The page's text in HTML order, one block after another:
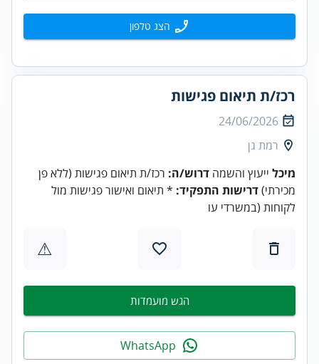
הצג טלפון
רכז/ת תיאום פגישות
24/06/2026
רמת גן
מיכל ייעוץ והשמה דרוש/ה: רכז/ת תיאום פגישות (ללא פן
מכירתי)דרישות התפקיד: * תיאום ואישור פגישות מול
לקוחות (במשרדי עו
⚠
הגש מועמדות